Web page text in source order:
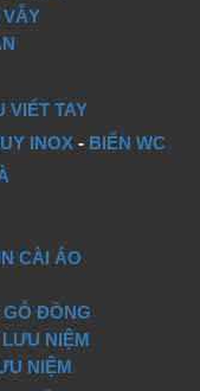
VẪY
VIẾT TAY
INOX - BIỂN WC
CÀI ÁO
ĐỒNG
NIỆM
NIỆM